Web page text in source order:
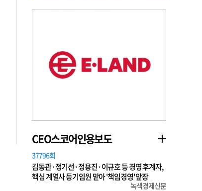
CEO스코어인용보도
37796회
김동관·정기선·정용진·이규호 등 경영 후계자,
핵심 계열사 등기임원 맡아 '책임경영' 앞장
녹색경제신문